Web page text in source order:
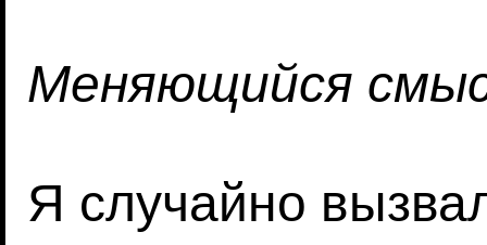
Меняющийся
Я случайно